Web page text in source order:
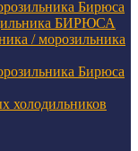
Бирюса
БИРЮСА
/ морозильника
Бирюса
холодильников